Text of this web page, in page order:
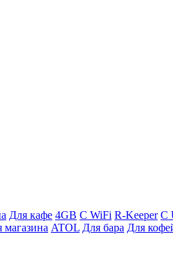
Для кафе 4GB С WiFi R-Keeper С
магазина ATOL Для бара Для